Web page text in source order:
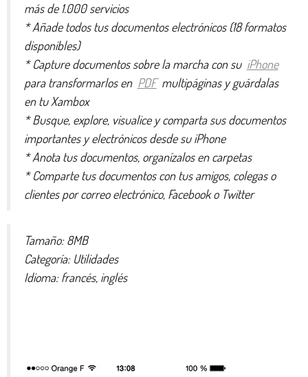
más de 1.000 servicios
* Añade todos tus documentos electrónicos (18 formatos
disponibles)
* Capture documentos sobre la marcha con su iPhone
para transformarlos en PDF multipáginas y guárdalas
en tu Xambox
* Busque, explore, visualice y comparta sus documentos
importantes y electrónicos desde su iPhone
* Anota tus documentos, organízalos en carpetas
* Comparte tus documentos con tus amigos, colegas o
clientes por correo electrónico, Facebook o Twitter
Tamaño: 8MB
Categoría: Utilidades
Idioma: francés, inglés